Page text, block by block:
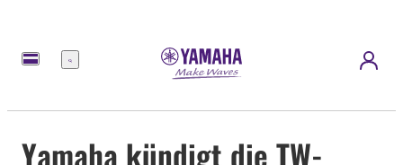
Menü
Yamaha kündigt die TW-